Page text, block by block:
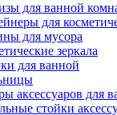
для ванной
для
для мусора
зеркала
для ванной
аксессуаров для
стойки